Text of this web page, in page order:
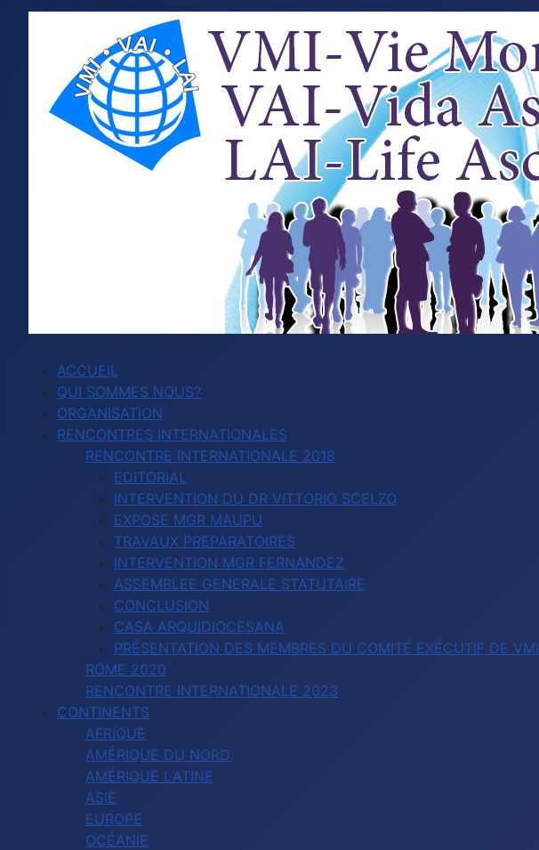
ACCUEIL
QUI SOMMES NOUS?
ORGANISATION
RENCONTRES INTERNATIONALES
RENCONTRE INTERNATIONALE 2018
EDITORIAL
INTERVENTION DU DR VITTORIO SCELZO
EXPOSE MGR MAUPU
TRAVAUX PREPARATOIRES
INTERVENTION MGR FERNANDEZ
ASSEMBLEE GENERALE STATUTAIRE
CONCLUSION
CASA ARQUIDIOCESANA
PRÉSENTATION DES MEMBRES DU COMITÉ EXÉCUTIF DE VMI
ROME 2020
RENCONTRE INTERNATIONALE 2023
CONTINENTS
AFRIQUE
AMÉRIQUE DU NORD
AMÉRIQUE LATINE
ASIE
EUROPE
OCÉANIE